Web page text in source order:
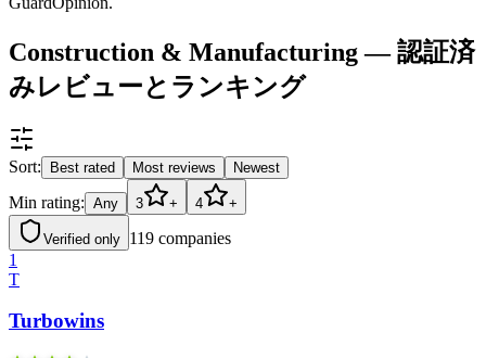
Construction & Manufacturing — 認証済
みレビューとランキング
Sort: Best rated Most reviews Newest
Min rating: Any 3 + 4 +
Verified only 119 companies
1
T
Turbowins